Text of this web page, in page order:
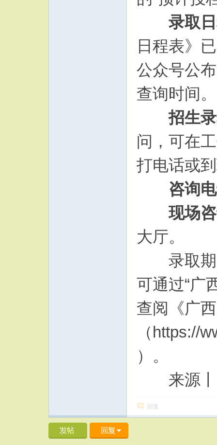
录取
日程表》
公众号公
查询时间。
招生
问，可在
打电话或
咨询
现场
大厅。
录取期
可通过“广
查阅《广
（https://
）。
来源丨
回复